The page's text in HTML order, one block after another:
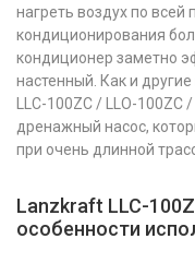
нагреть воздух по
кондиционирования
кондиционер заметно
настенный. Как и
LLC-100ZС / LLO-100ZС
дренажный насос,
при очень длинной
Lanzkraft LLC-
особенности